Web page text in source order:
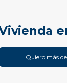
Quiero más